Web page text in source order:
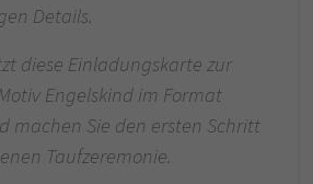
Details.
diese Einladungskarte zur
Engelskind im Format
machen Sie den ersten Schritt
Taufzeremonie.